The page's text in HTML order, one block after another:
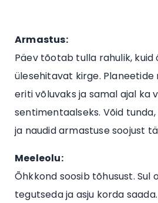
Armastus:
Päev tõotab tulla rahulik, kuid
ülesehitavat kirge. Planeetide
eriti võluvaks ja samal ajal ka
sentimentaalseks. Võid
ja naudid armastuse soojust
Meeleolu:
Õhkkond soosib tõhusust. Sul
tegutseda ja asju korda saada.